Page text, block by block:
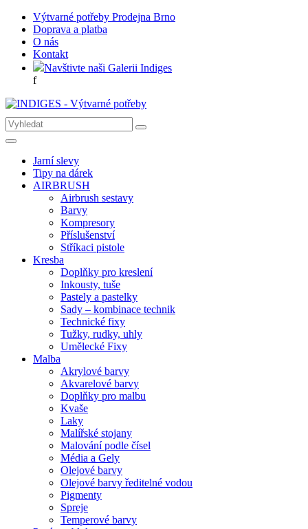
Výtvarné potřeby Prodejna Brno
Doprava a platba
O nás
Kontakt
Navštivte naši Galerii Indiges
f
Jarní slevy
Tipy na dárek
AIRBRUSH
Airbrush sestavy
Barvy
Kompresory
Příslušenství
Stříkaci pistole
Kresba
Doplňky pro kreslení
Inkousty, tuše
Pastely a pastelky
Sady – kombinace technik
Technické fixy
Tužky, rudky, uhly
Umělecké Fixy
Malba
Akrylové barvy
Akvarelové barvy
Doplňky pro malbu
Kvaše
Laky
Malířské stojany
Malování podle čísel
Média a Gely
Olejové barvy
Olejové barvy ředitelné vodou
Pigmenty
Spreje
Temperové barvy